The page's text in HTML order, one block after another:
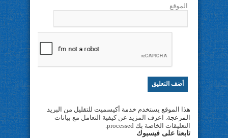
الموقع
هذا الموقع يستخدم خدمة أكيسميت للتقليل من البريد
المزعجة. اعرف المزيد عن كيفية التعامل مع بيانات
التعليقات الخاصة بك processed
تابعنا على فيسبوك